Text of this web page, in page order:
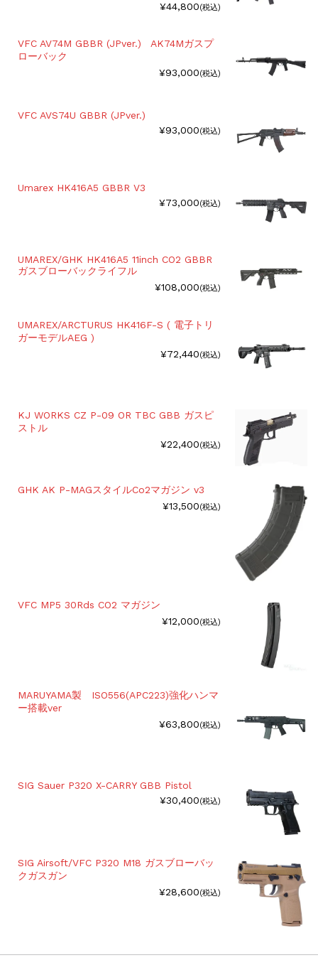
¥44,800(税込)
VFC AV74M GBBR (JPver.) AK74Mガスプ
ローバック
¥93,000(税込)
VFC AVS74U GBBR (JPver.)
¥93,000(税込)
Umarex HK416A5 GBBR V3
¥73,000(税込)
UMAREX/GHK HK416A5 11inch CO2 GBBR
ガスブローバックライフル
¥108,000(税込)
UMAREX/ARCTURUS HK416F-S ( 電子トリ
ガーモデルAEG )
¥72,440(税込)
KJ WORKS CZ P-09 OR TBC GBB ガスピ
ストル
¥22,400(税込)
GHK AK P-MAGスタイルCo2マガジン v3
¥13,500(税込)
VFC MP5 30Rds CO2 マガジン
¥12,000(税込)
MARUYAMA製 ISO556(APC223)強化ハンマ
ー搭載ver
¥63,800(税込)
SIG Sauer P320 X-CARRY GBB Pistol
¥30,400(税込)
SIG Airsoft/VFC P320 M18 ガスブローバッ
クガスガン
¥28,600(税込)